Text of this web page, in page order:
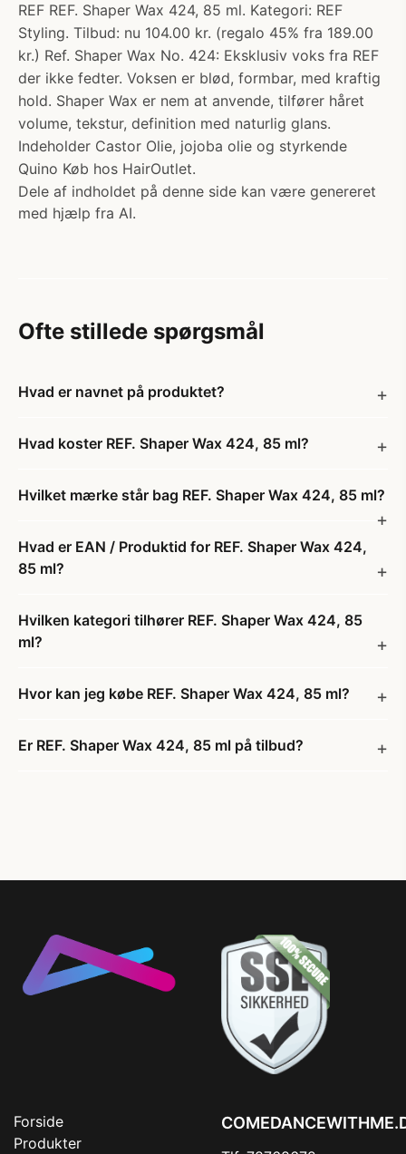
REF REF. Shaper Wax 424, 85 ml. Kategori: REF
Styling. Tilbud: nu 104.00 kr. (regalo 45% fra 189.00
kr.) Ref. Shaper Wax No. 424: Eksklusiv voks fra REF
der ikke fedter. Voksen er blød, formbar, med kraftig
hold. Shaper Wax er nem at anvende, tilfører håret
volume, tekstur, definition med naturlig glans.
Indeholder Castor Olie, jojoba olie og styrkende
Quino Køb hos HairOutlet.
Dele af indholdet på denne side kan være genereret
med hjælp fra AI.
Ofte stillede spørgsmål
Hvad er navnet på produktet?
Hvad koster REF. Shaper Wax 424, 85 ml?
Hvilket mærke står bag REF. Shaper Wax 424, 85 ml?
Hvad er EAN / Produktid for REF. Shaper Wax 424,
85 ml?
Hvilken kategori tilhører REF. Shaper Wax 424, 85
ml?
Hvor kan jeg købe REF. Shaper Wax 424, 85 ml?
Er REF. Shaper Wax 424, 85 ml på tilbud?
Forside
Produkter